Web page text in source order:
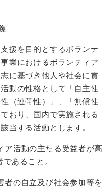
援を目的とするボランテ
業におけるボランティア
に基づき他人や社会に貢
動の性格として「自主性
（連帯性）」、「無償性
おり、国内で実施される
当する活動とします。
ア活動の主たる受益者が高
あること。
者の自立及び社会参加等を